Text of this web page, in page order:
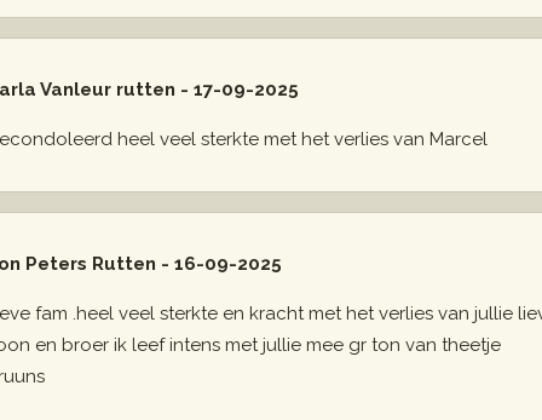
Vanleur rutten - 17-09-2025
heel veel sterkte met het verlies van Marcel
Peters Rutten - 16-09-2025
fam .heel veel sterkte en kracht met het verlies van jullie
en broer ik leef intens met jullie mee gr ton van theetje